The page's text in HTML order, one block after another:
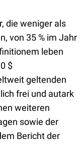
die weniger als
von 35 % im Jahr
leben
$
geltenden
frei und autark
weiteren
sowie der
Bericht der